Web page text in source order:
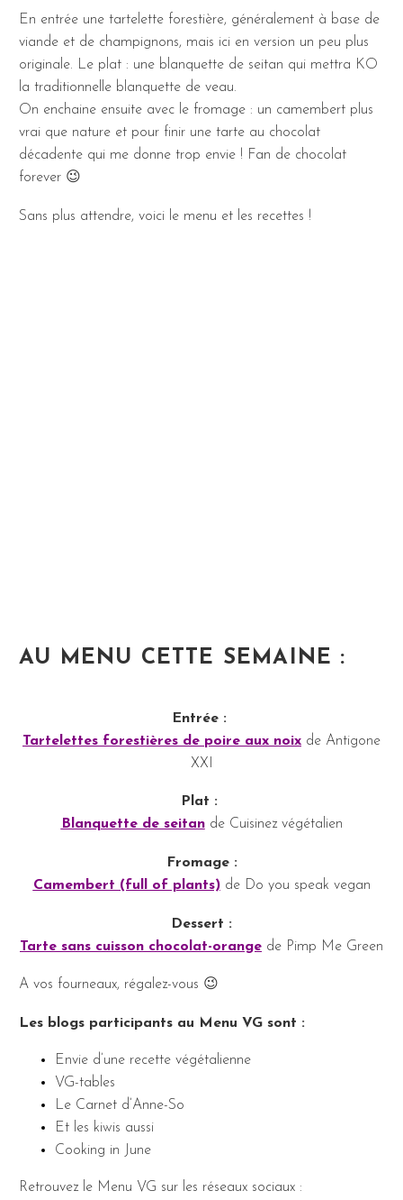
En entrée une tartelette forestière, généralement à base de
viande et de champignons, mais ici en version un peu plus
originale. Le plat : une blanquette de seitan qui mettra KO
la traditionnelle blanquette de veau.
On enchaine ensuite avec le fromage : un camembert plus
vrai que nature et pour finir une tarte au chocolat
décadente qui me donne trop envie ! Fan de chocolat
forever 😉
Sans plus attendre, voici le menu et les recettes !
AU MENU CETTE SEMAINE :
Entrée :
Tartelettes forestières de poire aux noix de Antigone
XXI
Plat :
Blanquette de seitande Cuisinez végétalien
Fromage :
Camembert (full of plants)de Do you speak vegan
Dessert :
Tarte sans cuisson chocolat-orange de Pimp Me Green
A vos fourneaux, régalez-vous 😉
Les blogs participants au Menu VG sont :
Envie d’une recette végétalienne
VG-tables
Le Carnet d’Anne-So
Et les kiwis aussi
Cooking in June
Retrouvez le Menu VG sur les réseaux sociaux :